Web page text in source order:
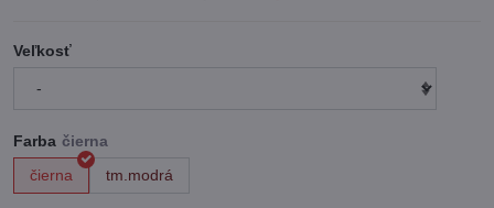
Veľkosť
Farba
čierna
tm.modrá